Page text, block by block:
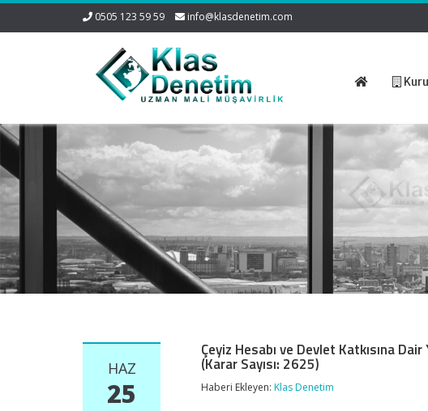
0505 123 59 59 info@klasdenetim.com
HAZ
25
Çeyiz Hesabı ve Devlet Katkısına
(Karar Sayısı: 2625)
Haberi Ekleyen:Klas Denetim